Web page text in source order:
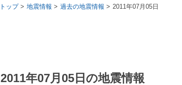
トップ 地震情報 過去の地震情報 2011年07月05日
2011年07月05日の地震情報